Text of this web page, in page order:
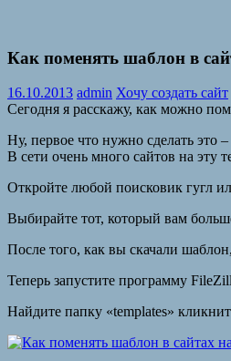
Как поменять шаблон в
16.10.2013 admin Хочу создать сайт
Сегодня я расскажу, как можно
Ну, первое что нужно сделать это
В сети очень много сайтов на эту
Откройте любой поисковик гугл
Выбирайте тот, который вам
После того, как вы скачали
Теперь запустите программу
Найдите папку «templates»